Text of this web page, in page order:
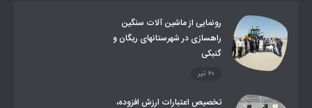
تشکیلات اداری
رونمایی از ماشین آلات سنگین
راهسازی در شهرستانهای ریگان و
گنبکی
۲۰ تیر
تخصیص اعتبارات ارزش افزوده،